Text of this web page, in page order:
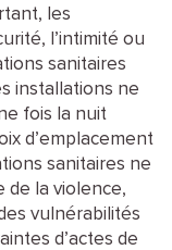
les
l’intimité ou
sanitaires
installations ne
fois la nuit
d’emplacement
sanitaires ne
de la violence,
vulnérabilités
d’actes de